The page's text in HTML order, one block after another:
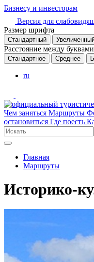
Бизнесу и инвесторам
Версия для
Размер шрифта
Стандартный
Расстояние между буквами
Стандартное Среднее
ru
Чем заняться Маршруты
остановиться Где поесть
Главная
Маршруты
Историко-